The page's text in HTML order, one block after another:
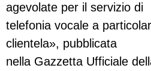
agevolate per il servizio di
telefonia vocale a
clientela», pubblicata
nella Gazzetta Ufficiale